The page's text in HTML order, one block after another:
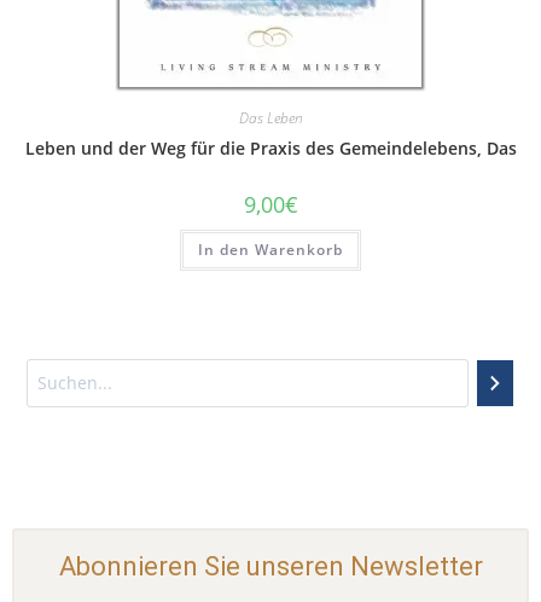
Das Leben
Leben und der Weg für die Praxis des Gemeindelebens, Das
9,00€
In den Warenkorb
Abonnieren Sie unseren Newsletter